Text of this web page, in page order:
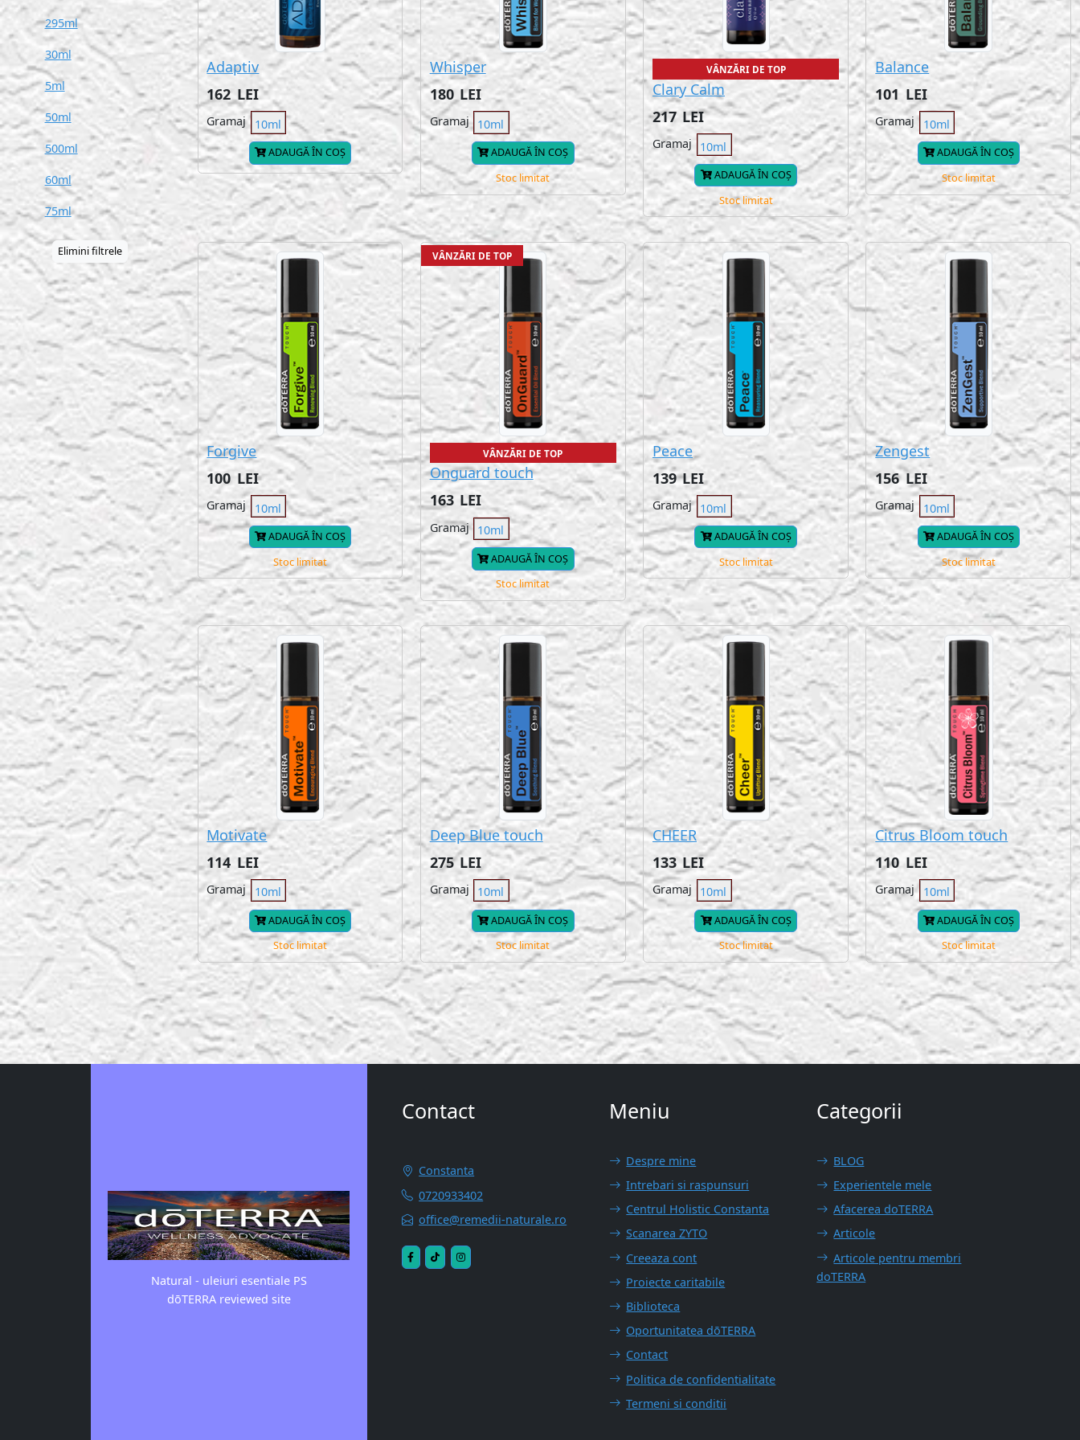
295ml
30ml
5ml
50ml
500ml
60ml
75ml
Elimini filtrele
Adaptiv
162 LEI
Gramaj 10ml
ADAUGĂ ÎN COȘ
Whisper
180 LEI
Gramaj 10ml
ADAUGĂ ÎN COȘ
Stoc limitat
VÂNZĂRI DE TOP
Clary Calm
217 LEI
Gramaj 10ml
ADAUGĂ ÎN COȘ
Stoc limitat
Balance
101 LEI
Gramaj 10ml
ADAUGĂ ÎN COȘ
Stoc limitat
Forgive
100 LEI
Gramaj 10ml
ADAUGĂ ÎN COȘ
Stoc limitat
VÂNZĂRI DE TOP
VÂNZĂRI DE TOP
Onguard touch
163 LEI
Gramaj 10ml
ADAUGĂ ÎN COȘ
Stoc limitat
Peace
139 LEI
Gramaj 10ml
ADAUGĂ ÎN COȘ
Stoc limitat
Zengest
156 LEI
Gramaj 10ml
ADAUGĂ ÎN COȘ
Stoc limitat
Motivate
114 LEI
Gramaj 10ml
ADAUGĂ ÎN COȘ
Stoc limitat
Deep Blue touch
275 LEI
Gramaj 10ml
ADAUGĂ ÎN COȘ
Stoc limitat
CHEER
133 LEI
Gramaj 10ml
ADAUGĂ ÎN COȘ
Stoc limitat
Citrus Bloom touch
110 LEI
Gramaj 10ml
ADAUGĂ ÎN COȘ
Stoc limitat
Natural - uleiuri esentiale PS
dōTERRA reviewed site
Contact
Constanta
0720933402
office@remedii-naturale.ro
Meniu
Despre mine
Intrebari si raspunsuri
Centrul Holistic Constanta
Scanarea ZYTO
Creeaza cont
Proiecte caritabile
Biblioteca
Oportunitatea dōTERRA
Contact
Politica de confidentialitate
Termeni si conditii
Categorii
BLOG
Experientele mele
Afacerea doTERRA
Articole
Articole pentru membri
doTERRA